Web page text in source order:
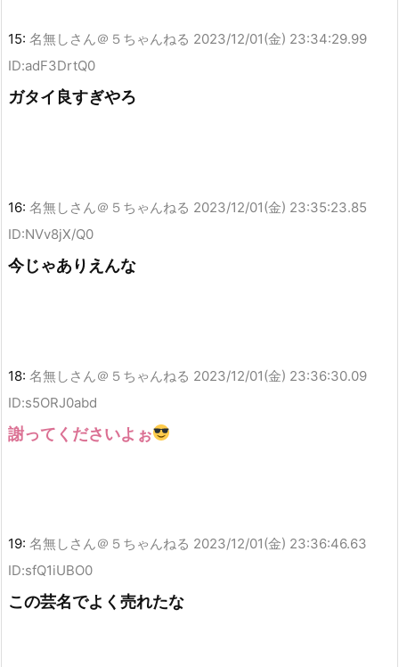
15: 名無しさん＠５ちゃんねる 2023/12/01(金) 23:34:29.99
ID:adF3DrtQ0
ガタイ良すぎやろ
16: 名無しさん＠５ちゃんねる 2023/12/01(金) 23:35:23.85
ID:NVv8jX/Q0
今じゃありえんな
18: 名無しさん＠５ちゃんねる 2023/12/01(金) 23:36:30.09
ID:s5ORJ0abd
謝ってくださいよぉ
19: 名無しさん＠５ちゃんねる 2023/12/01(金) 23:36:46.63
ID:sfQ1iUBO0
この芸名でよく売れたな